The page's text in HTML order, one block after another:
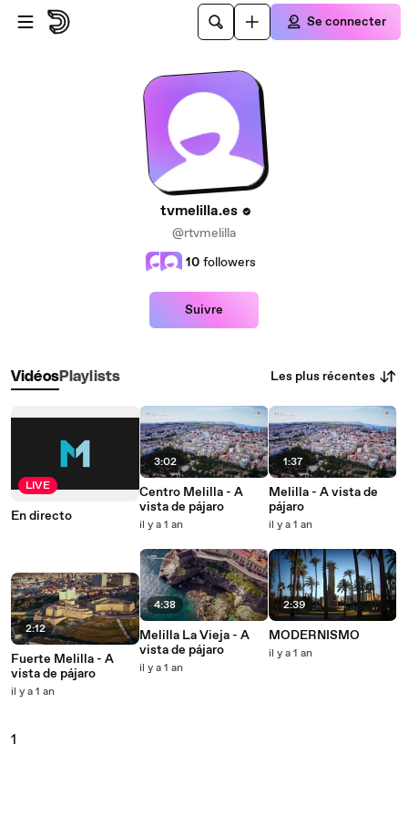
Passer au contenu principal
Se connecter
tvmelilla.es
@rtvmelilla
10 followers
Suivre
VidéosPlaylists Les plus récentes
LIVE
En directo
2:12
Fuerte Melilla - A
vista de pájaro
il y a 1 an
3:02
Centro Melilla - A
vista de pájaro
il y a 1 an
4:38
Melilla La Vieja - A
vista de pájaro
il y a 1 an
1:37
Melilla - A vista de
pájaro
il y a 1 an
2:39
MODERNISMO
il y a 1 an
1